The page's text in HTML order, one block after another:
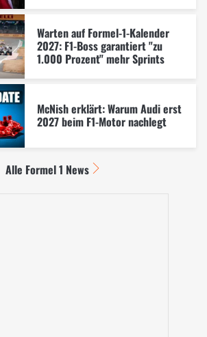
Warten auf Formel-1-Kalender
2027: F1-Boss garantiert "zu
1.000 Prozent" mehr Sprints
McNish erklärt: Warum Audi erst
2027 beim F1-Motor nachlegt
Alle Formel 1 News